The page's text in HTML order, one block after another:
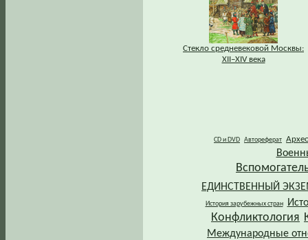
Стекло средневековой Москвы:
XII–XIV века
CD и DVD Автореферат
ЕДИНСТВЕННЫЙ
История зарубежных стран
Конфликтология
Международные